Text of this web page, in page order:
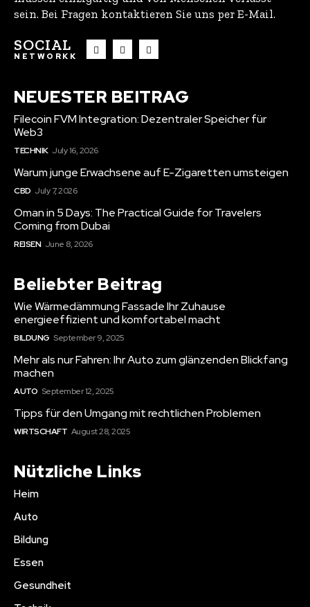
sein. Bei Fragen kontaktieren Sie uns per E-Mail.
SOCIAL
NETWORKK
NEUESTER BEITRAG
Filecoin FVM Integration: Dezentraler Speicher für
Web3
TECHNIK July 16, 2026
Warum junge Erwachsene auf E-Zigaretten umsteigen
CBD July 7, 2026
Oman in 5 Days: The Practical Guide for Travelers
Coming from Dubai
REISEN June 8, 2026
Beliebter Beitrag
Wie Wärmedämmung Fassade Ihr Zuhause
energieeffizient und komfortabel macht
BILDUNG September 9, 2025
Mehr als nur Fahren: Ihr Auto zum glänzenden Blickfang
machen
AUTO September 12, 2025
Tipps für den Umgang mit rechtlichen Problemen
WIRTSCHAFT August 28, 2025
Nützliche Links
Heim
Auto
Bildung
Essen
Gesundheit